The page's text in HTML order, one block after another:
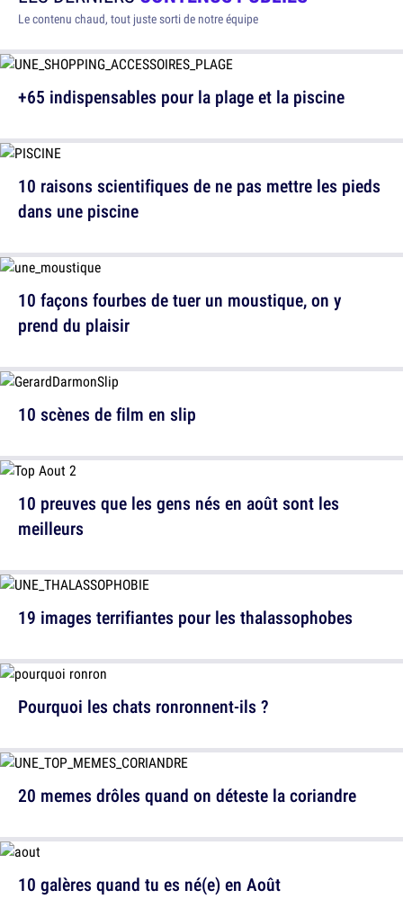
Le contenu chaud, tout juste sorti de notre équipe
+65 indispensables pour la plage et la piscine
10 façons fourbes de tuer un moustique, on y
prend du plaisir
10 preuves que les gens nés en août sont les
meilleurs
Pourquoi les chats ronronnent-ils ?
10 galères quand tu es né(e) en Août
10 raisons scientifiques de ne pas mettre les pieds
dans une piscine
10 scènes de film en slip
19 images terrifiantes pour les thalassophobes
20 memes drôles quand on déteste la coriandre